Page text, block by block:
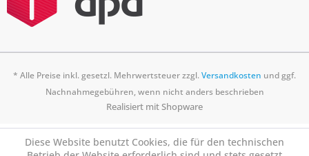
* Alle Preise inkl. gesetzl. Mehrwertsteuer zzgl.Versandkosten und ggf.
Nachnahmegebühren, wenn nicht anders beschrieben
Realisiert mit Shopware
Diese Website benutzt Cookies, die für den technischen